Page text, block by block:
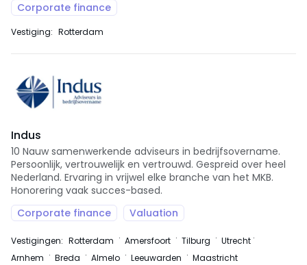
Corporate finance
Vestiging: Rotterdam
Indus
10 Nauw samenwerkende adviseurs in bedrijfsovername.
Persoonlijk, vertrouwelijk en vertrouwd. Gespreid over heel
Nederland. Ervaring in vrijwel elke branche van het MKB.
Honorering vaak succes-based.
Corporate finance
Valuation
Vestigingen: Rotterdam Amersfoort Tilburg
Utrecht
Arnhem
Breda Almelo Leeuwarden Maastricht